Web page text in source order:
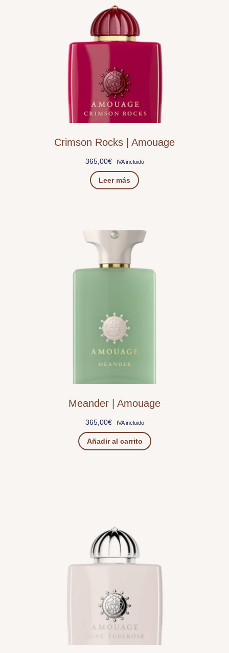
Crimson Rocks | Amouage
365,00€ IVA incluido
Leer más
Meander | Amouage
365,00€ IVA incluido
Añadir al carrito